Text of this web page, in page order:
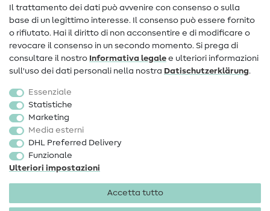
FAQ
Diritto di recesso
Popolare
Accessori cucito
Sale
Il trattamento dei dati può avvenire con consenso o sulla
base di un legittimo interesse. Il consenso può essere fornito
o rifiutato. Hai il diritto di non acconsentire e di modificare o
revocare il consenso in un secondo momento. Si prega di
consultare il nostro Informativa legale e ulteriori informazioni
sull'uso dei dati personali nella nostra Dati­schutz­erklärung.
Essenziale
Statistiche
Marketing
Media esterni
DHL Preferred Delivery
Funzionale
Ulteriori impostazioni
Accetta tutto
Informazioni legali
Privacy
Condizioni generali